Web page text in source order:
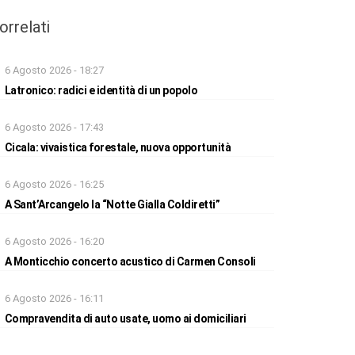
6 Agosto 2026 - 18:27
Latronico: radici e identità di un popolo
6 Agosto 2026 - 17:43
Cicala: vivaistica forestale, nuova opportunità
6 Agosto 2026 - 16:25
A Sant’Arcangelo la “Notte Gialla Coldiretti”
6 Agosto 2026 - 16:20
A Monticchio concerto acustico di Carmen Consoli
6 Agosto 2026 - 16:11
Compravendita di auto usate, uomo ai domiciliari